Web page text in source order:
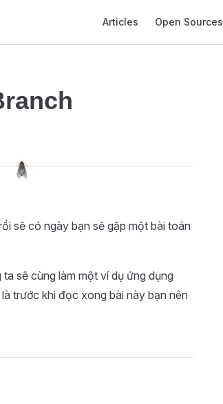
Articles Open Sources
sẽ có ngày bạn sẽ gặp một bài toán
sẽ cùng làm một ví dụ ứng dụng
trước khi đọc xong bài này bạn nên